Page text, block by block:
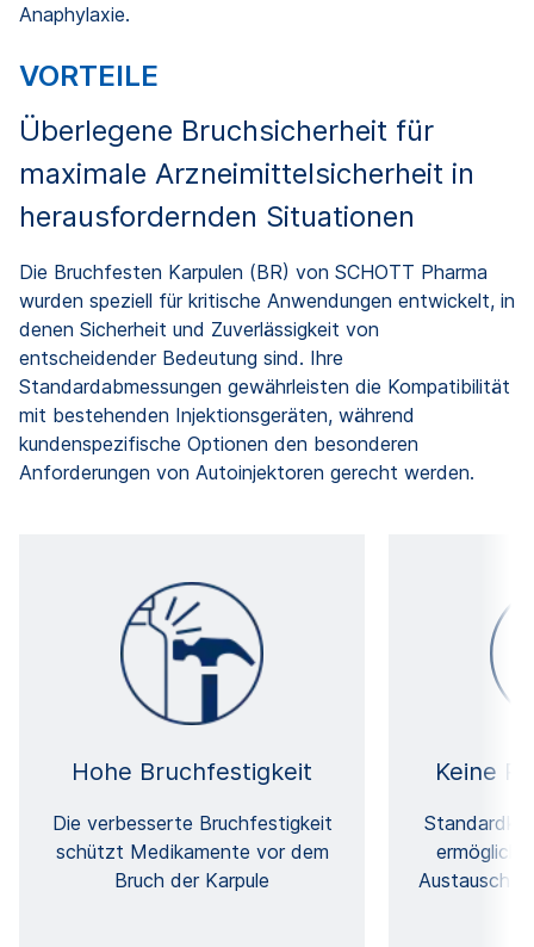
Anaphylaxie.
VORTEILE
Überlegene Bruchsicherheit für
maximale Arzneimittelsicherheit in
herausfordernden Situationen
Die Bruchfesten Karpulen (BR) von SCHOTT Pharma
wurden speziell für kritische Anwendungen entwickelt, in
denen Sicherheit und Zuverlässigkeit von
entscheidender Bedeutung sind. Ihre
Standardabmessungen gewährleisten die Kompatibilität
mit bestehenden Injektionsgeräten, während
kundenspezifische Optionen den besonderen
Anforderungen von Autoinjektoren gerecht werden.
Hohe Bruchfestigkeit
Die verbesserte Bruchfestigkeit
schützt Medikamente vor dem
Bruch der Karpule
Keine
Austausch